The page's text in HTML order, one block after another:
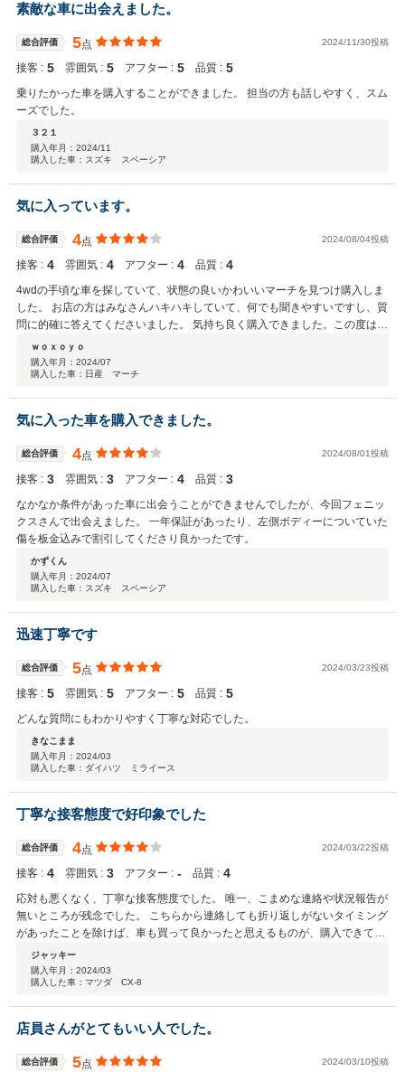
素敵な車に出会えました。
総合評価 5点 2024/11/30投稿
接客 : 5 雰囲気 : 5 アフター : 5 品質 : 5
乗りたかった車を購入することができました。 担当の方も話しやすく、スム
ーズでした。
３２１
購入年月： 2024/11
購入した車：スズキ スペーシア
気に入っています。
総合評価 4点 2024/08/04投稿
接客 : 4 雰囲気 : 4 アフター : 4 品質 : 4
4wdの手頃な車を探していて、状態の良いかわいいマーチを見つけ購入しま
した。 お店の方はみなさんハキハキしていて、何でも聞きやすいですし、質
問に的確に答えてくださいました。 気持ち良く購入できました。この度はあ
りがとうございました。
ｗｏｘｏｙｏ
購入年月： 2024/07
購入した車：日産 マーチ
気に入った車を購入できました。
総合評価 4点 2024/08/01投稿
接客 : 3 雰囲気 : 3 アフター : 4 品質 : 3
なかなか条件があった車に出会うことができませんでしたが、今回フェニッ
クスさんで出会えました。 一年保証があったり、左側ボディーについていた
傷を板金込みで割引してくださり良かったです。
かずくん
購入年月： 2024/07
購入した車：スズキ スペーシア
迅速丁寧です
総合評価 5点 2024/03/23投稿
接客 : 5 雰囲気 : 5 アフター : 5 品質 : 5
どんな質問にもわかりやすく丁寧な対応でした。
きなこまま
購入年月： 2024/03
購入した車：ダイハツ ミライース
丁寧な接客態度で好印象でした
総合評価 4点 2024/03/22投稿
接客 : 4 雰囲気 : 3 アフター : ‐ 品質 : 4
応対も悪くなく、丁寧な接客態度でした。 唯一、こまめな連絡や状況報告が
無いところが残念でした。 こちらから連絡しても折り返しがないタイミング
があったことを除けば、車も買って良かったと思えるものが、購入できて満
足しています。 代車スケジュールも調整してくれて大変助かりました。今後
も機会があればお付き合いしたいと思います。
ジャッキー
購入年月： 2024/03
購入した車：マツダ CX-8
店員さんがとてもいい人でした。
総合評価 5点 2024/03/10投稿